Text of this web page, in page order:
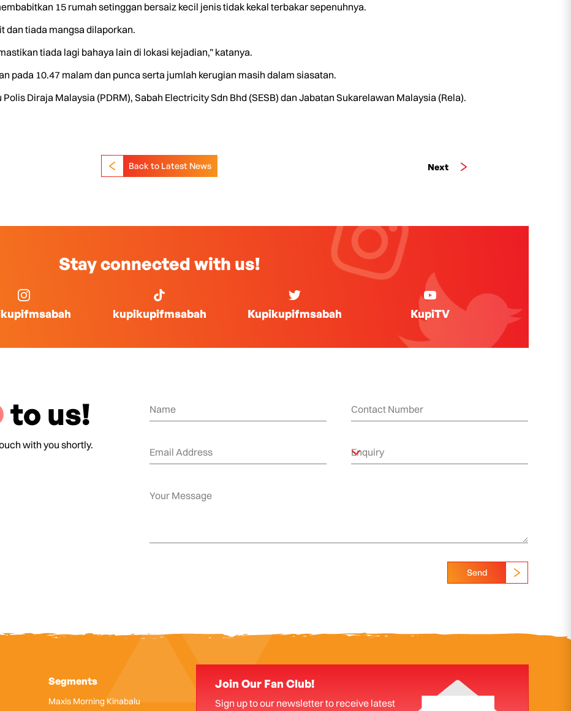
15 rumah setinggan bersaiz kecil jenis tidak kekal terbakar sepenuhnya.
dan tiada mangsa dilaporkan.
tiada lagi bahaya lain di lokasi kejadian,” katanya.
pada 10.47 malam dan punca serta jumlah kerugian masih dalam siasatan.
Diraja Malaysia (PDRM), Sabah Electricity Sdn Bhd (SESB) dan Jabatan Sukarelawan Malaysia (Rela).
Next
Back to Latest News
Stay connected with us!
kupikupifmsabah Kupikupifmsabah KupiTV
to us!
with you shortly.
Send
Segments
Maxis Morning Kinabalu
Join Our Fan Club!
Sign up to our newsletter to receive latest